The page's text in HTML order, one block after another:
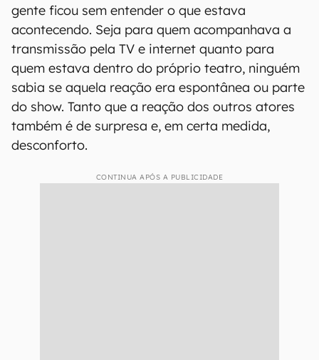
gente ficou sem entender o que estava
acontecendo. Seja para quem acompanhava a
transmissão pela TV e internet quanto para
quem estava dentro do próprio teatro, ninguém
sabia se aquela reação era espontânea ou parte
do show. Tanto que a reação dos outros atores
também é de surpresa e, em certa medida,
desconforto.
CONTINUA APÓS A PUBLICIDADE